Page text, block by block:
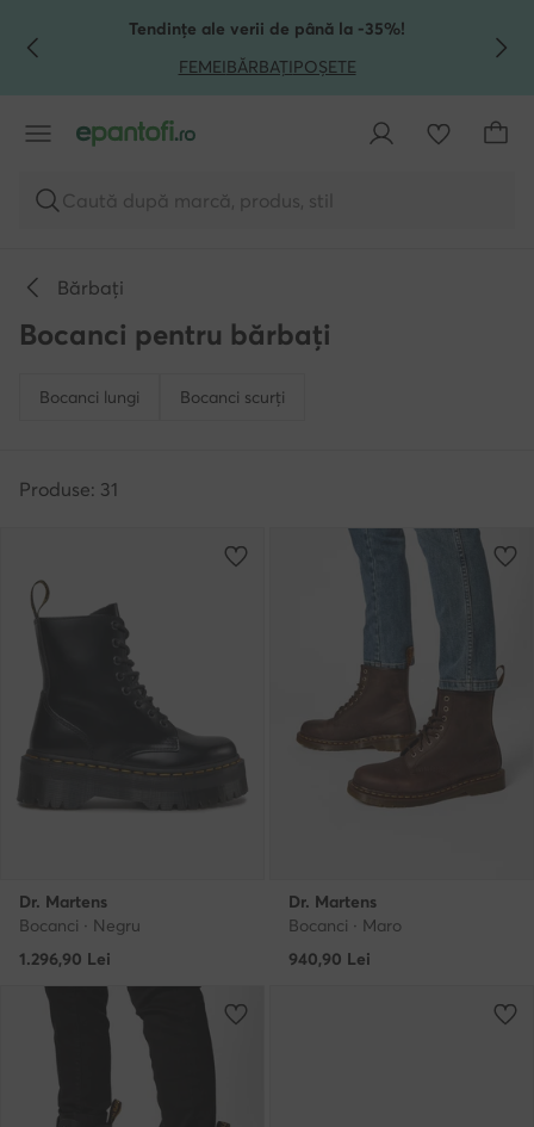
TRECI LA CONȚINUTUL PRINCIPAL
MERGI LA CĂUTARETendințe ale verii de până la -35%!
FEMEIBĂRBAȚIPOȘETE
Caută după marcă, produs, stil
Bărbați
Bocanci pentru bărbați
Bocanci lungi Bocanci scurți
Produse: 31
Dr. Martens
Bocanci · Negru
1.296,90 Lei
Dr. Martens
Bocanci · Maro
940,90 Lei